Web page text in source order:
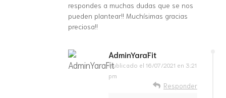
respondes a muchas dudas que se nos
pueden plantear!! Muchísimas gracias
preciosa!!
AdminYaraFit
Publicado el 16/07/2021 en 3:21
pm
Responder